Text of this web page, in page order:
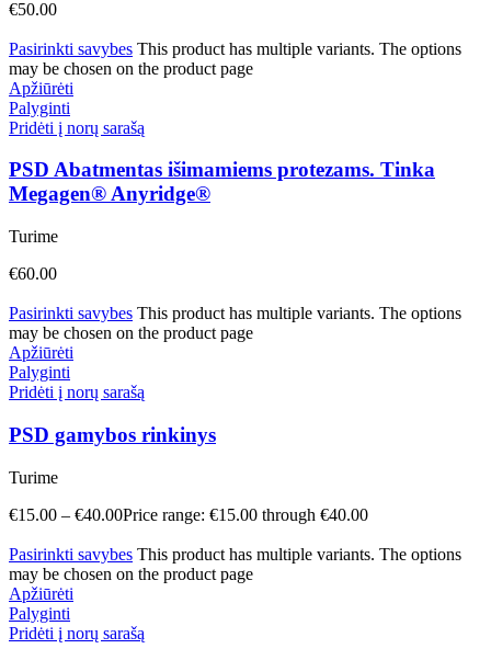
€50.00
Pasirinkti savybes This product has multiple variants. The options
may be chosen on the product page
Apžiūrėti
Palyginti
Pridėti į norų sarašą
PSD Abatmentas išimamiems protezams. Tinka
Megagen® Anyridge®
Turime
€60.00
Pasirinkti savybes This product has multiple variants. The options
may be chosen on the product page
Apžiūrėti
Palyginti
Pridėti į norų sarašą
PSD gamybos rinkinys
Turime
€15.00 – €40.00Price range: €15.00 through €40.00
Pasirinkti savybes This product has multiple variants. The options
may be chosen on the product page
Apžiūrėti
Palyginti
Pridėti į norų sarašą